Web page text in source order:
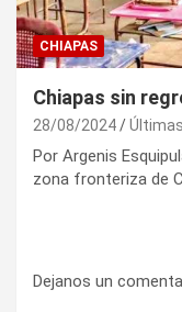
CHIAPAS
Chiapas sin
28/08/2024
Por Argenis
zona fronteriza de
Dejanos un